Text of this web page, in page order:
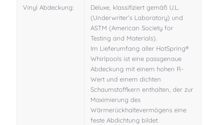
Vinyl Abdeckung:
Deluxe, klassifiziert gemäß U.L.
(Underwriter’s Laboratory) und
ASTM (American Society for
Testing and Materials).
Im Lieferumfang aller HotSpring®
Whirlpools ist eine passgenaue
Abdeckung mit einem hohen R-
Wert und einem dichten
Schaumstoffkern enthalten, der zur
Maximierung des
Wärmerückhaltevermögens eine
feste Abdichtung bildet.